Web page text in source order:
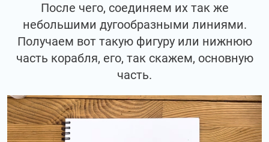
После чего, соединяем их так же
небольшими дугообразными линиями.
Получаем вот такую фигуру или нижнюю
часть корабля, его, так скажем, основную
часть.